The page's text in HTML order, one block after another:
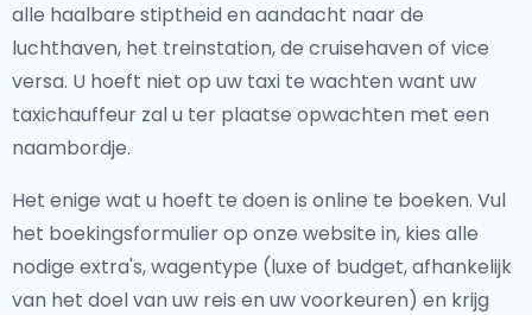
alle haalbare stiptheid en aandacht naar de
luchthaven, het treinstation, de cruisehaven of vice
versa. U hoeft niet op uw taxi te wachten want uw
taxichauffeur zal u ter plaatse opwachten met een
naambordje.
Het enige wat u hoeft te doen is online te boeken. Vul
het boekingsformulier op onze website in, kies alle
nodige extra's, wagentype (luxe of budget, afhankelijk
van het doel van uw reis en uw voorkeuren) en krijg